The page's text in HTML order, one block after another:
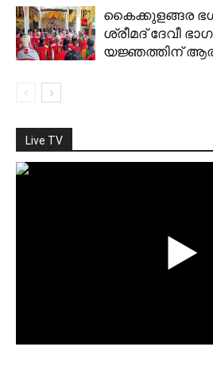
കൈക്കുളങ്ങര
ശ്രീമദ് ദേവീ
യജ്ഞത്തിന്
Live TV